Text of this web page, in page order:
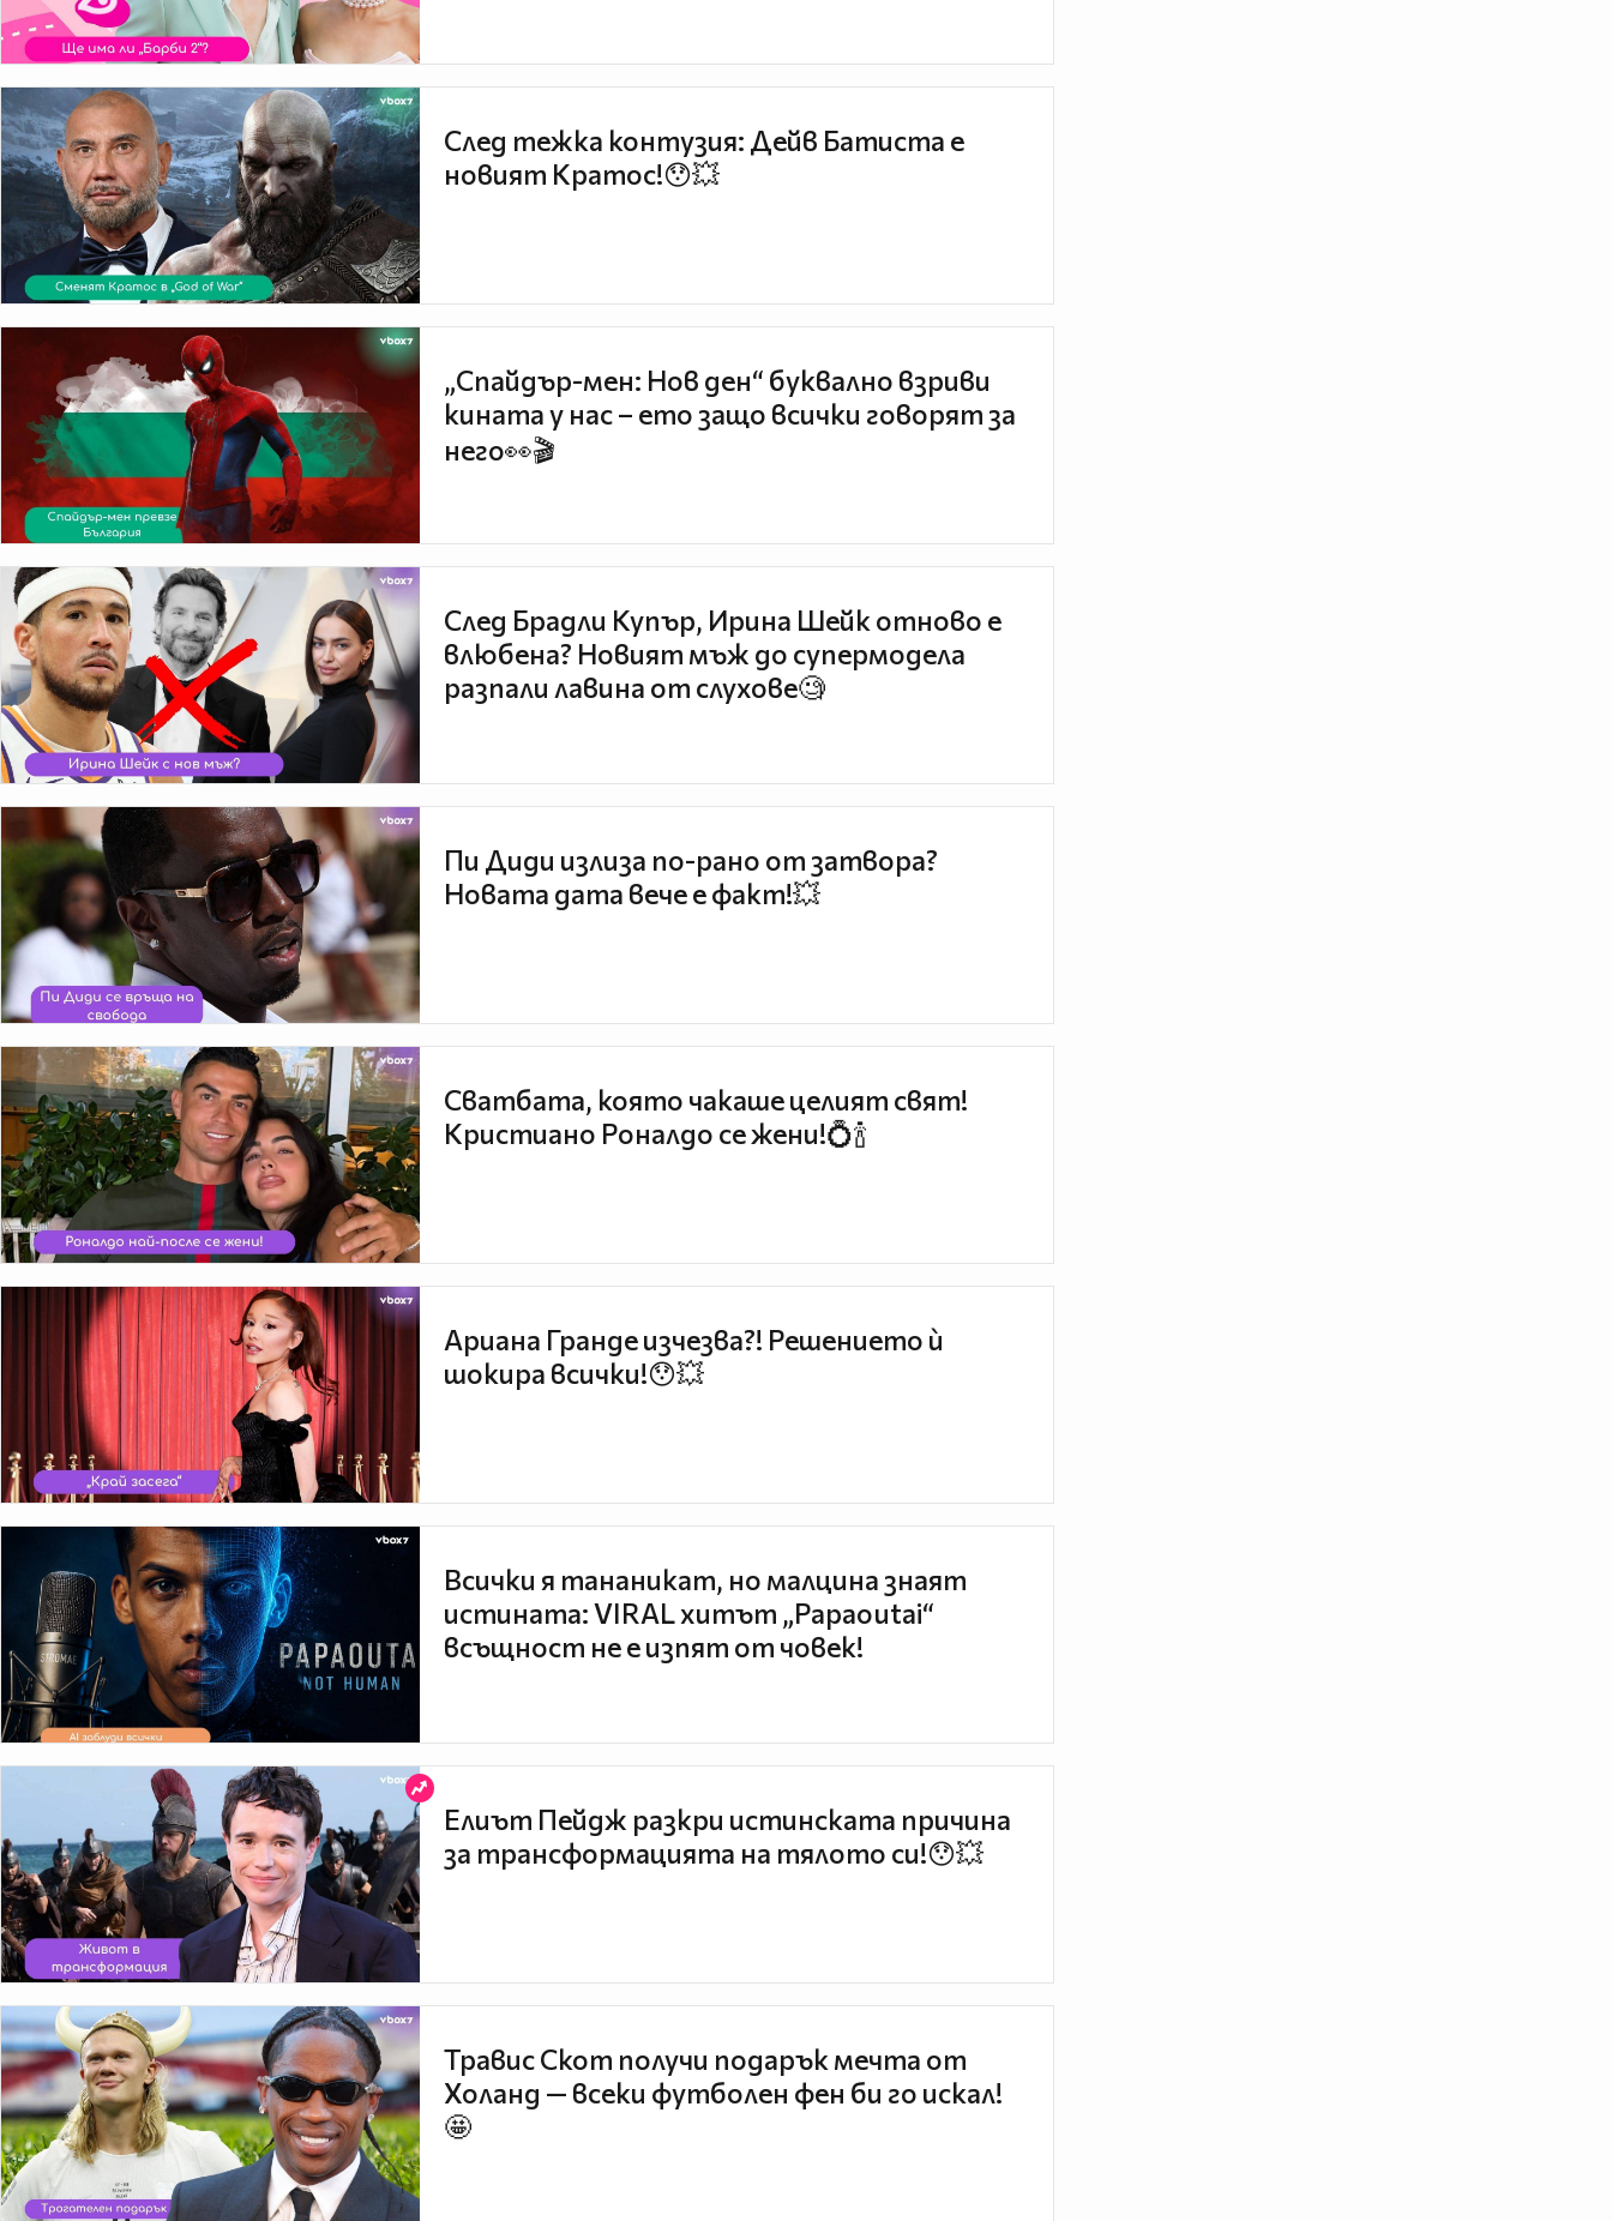
След тежка контузия: Дейв Батиста е
новият Кратос!😯💥
„Спайдър-мен: Нов ден“ буквално взриви
кината у нас – ето защо всички говорят за
него👀🎬
След Брадли Купър, Ирина Шейк отново е
влюбена? Новият мъж до супермодела
разпали лавина от слухове🧐
Пи Диди излиза по-рано от затвора?
Новата дата вече е факт!💥
Сватбата, която чакаше целият свят!
Кристиано Роналдо се жени!💍🍾
Ариана Гранде изчезва?! Решението ѝ
шокира всички!😯💥
Всички я тананикат, но малцина знаят
истината: VIRAL хитът „Papaoutai“
всъщност не е изпят от човек!
Елиът Пейдж разкри истинската причина
за трансформацията на тялото си!😯💥
Травис Скот получи подарък мечта от
Холанд — всеки футболен фен би го искал!
🤩